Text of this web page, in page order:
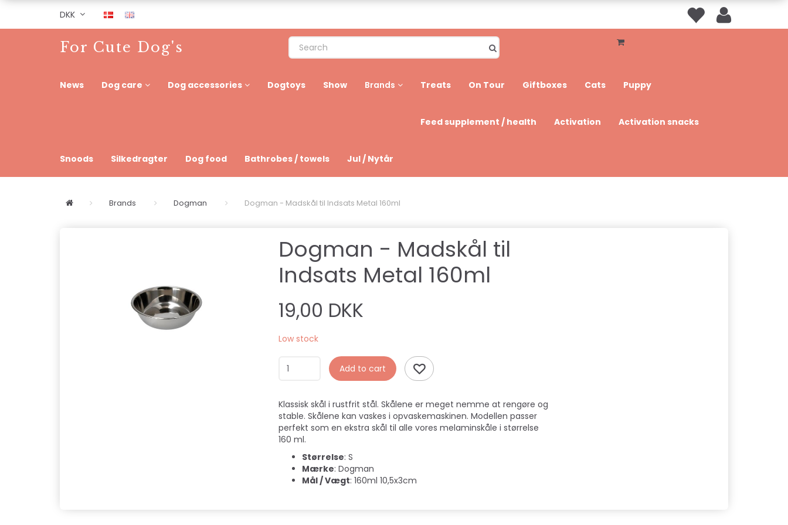
DKK
For Cute Dog's
News Dog care Dog accessories Dogtoys Show Brands Treats On Tour Giftboxes Cats Puppy
Feed supplement / health Activation Activation snacks
Snoods Silkedragter Dog food Bathrobes / towels Jul / Nytår
Brands Dogman Dogman - Madskål til Indsats Metal 160ml
Dogman - Madskål til
Indsats Metal 160ml
19,00 DKK
Low stock
Add to cart
Klassisk skål i rustfrit stål. Skålene er meget nemme at rengøre og
stable. Skålene kan vaskes i opvaskemaskinen. Modellen passer
perfekt som en ekstra skål til alle vores melaminskåle i størrelse
160 ml.
Størrelse: S
Mærke: Dogman
Mål / Vægt: 160ml 10,5x3cm